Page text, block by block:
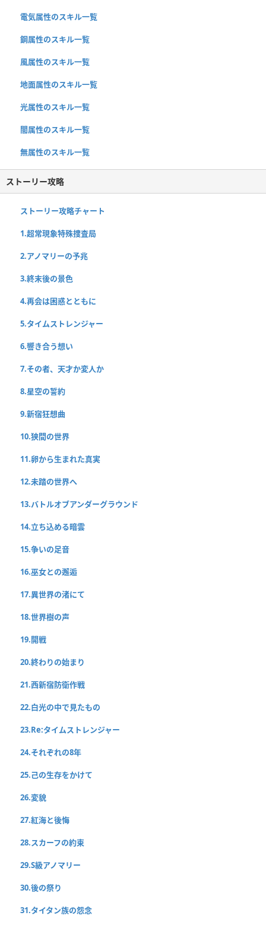
電気属性のスキル一覧
鋼属性のスキル一覧
風属性のスキル一覧
地面属性のスキル一覧
光属性のスキル一覧
闇属性のスキル一覧
無属性のスキル一覧
ストーリー攻略
ストーリー攻略チャート
1.超常現象特殊捜査局
2.アノマリーの予兆
3.終末後の景色
4.再会は困惑とともに
5.タイムストレンジャー
6.響き合う想い
7.その者、天才か変人か
8.星空の誓約
9.新宿狂想曲
10.狭間の世界
11.卵から生まれた真実
12.未踏の世界へ
13.バトルオブアンダーグラウンド
14.立ち込める暗雲
15.争いの足音
16.巫女との邂逅
17.異世界の渚にて
18.世界樹の声
19.開戦
20.終わりの始まり
21.西新宿防衛作戦
22.白光の中で見たもの
23.Re:タイムストレンジャー
24.それぞれの8年
25.己の生存をかけて
26.変貌
27.紅海と後悔
28.スカーフの約束
29.S級アノマリー
30.後の祭り
31.タイタン族の怨念